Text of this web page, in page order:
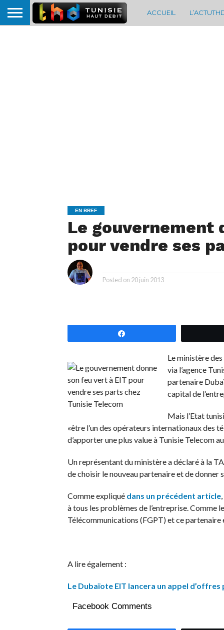
ACCUEIL
EN BREF
Le gouvernement
pour vendre ses
Posted on 20 juin 2013
Le ministère
via l’agence
partenaire
capital de
Mais l’Etat
«être l’un des opérateurs internationaux des
d’apporter une plus value à Tunisie Telecom
Un représentant du ministère a déclaré à la
de choisir le nouveau partenaire et de donner
Comme expliqué dans un précédent article
à tous les problèmes de l’entreprise. Comme
Télécommunications (FGPT) et ce partenaire
A lire également :
Le Dubaïote EIT lancera un appel
Facebook Comments